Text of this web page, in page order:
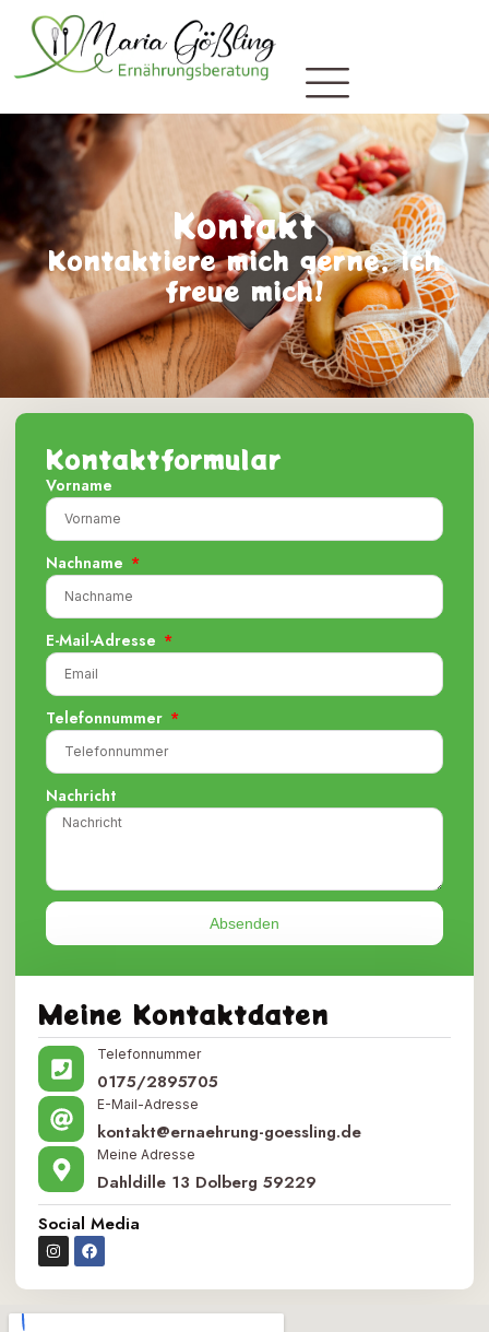
Kontakt
Kontaktiere mich gerne, ich
freue mich!
Kontaktformular
Vorname
Nachname
E-Mail-Adresse
Telefonnummer
Nachricht
Absenden
Meine Kontaktdaten
Telefonnummer
0175/2895705
E-Mail-Adresse
kontakt@ernaehrung-goessling.de
Meine Adresse
Dahldille 13 Dolberg 59229
Social Media